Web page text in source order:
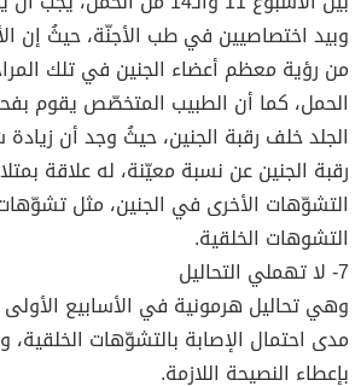
وبيد اختصاصيين في طب الأجنّة، حيثُ إن
من رؤية معظم أعضاء الجنين في تلك
الحمل، كما أن الطبيب المتخصّص يقوم
الجلد خلف رقبة الجنين، حيثُ وجد أن
رقبة الجنين عن نسبة معيّنة، له علاقة
التشوّهات الأخرى في الجنين، مثل
التشوهات الخلقية.
7- لا تهملي التحاليل
وهي تحاليل هرمونية في الأسابيع
مدى احتمال الإصابة بالتشوّهات
بإعطاء النصيحة اللازمة.